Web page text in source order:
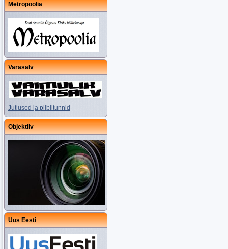
Metropoolia
Varasalv
Jutlused ja piiblitunnid
Objektiiv
Uus Eesti